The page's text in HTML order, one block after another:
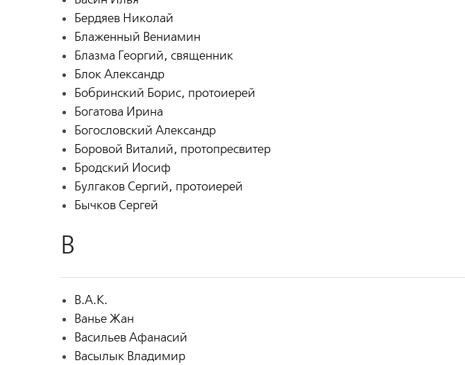
Бердяев Николай
Блаженный Вениамин
Блазма Георгий, священник
Блок Александр
Бобринский Борис, протоиерей
Богатова Ирина
Богословский Александр
Боровой Виталий, протопресвитер
Бродский Иосиф
Булгаков Сергий, протоиерей
Бычков Сергей
В
В.А.К.
Ванье Жан
Васильев Афанасий
Васылык Владимир